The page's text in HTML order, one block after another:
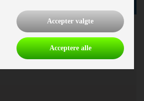
Accepter valgte
Acceptere alle